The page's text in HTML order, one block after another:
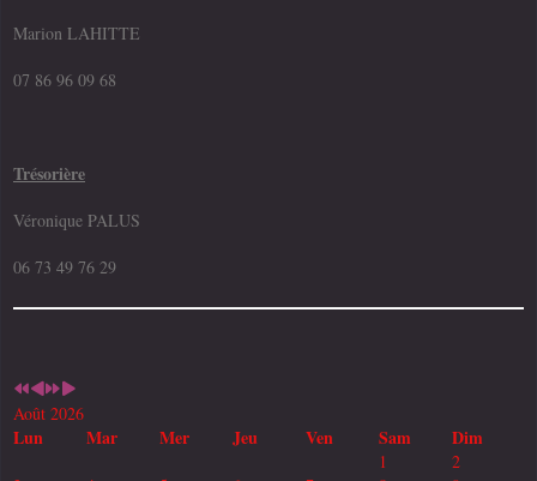
Marion LAHITTE
07 86 96 09 68
Trésorière
Véronique PALUS
06 73 49 76 29
Août 2026
Lun Mar Mer Jeu Ven Sam Dim
1
2